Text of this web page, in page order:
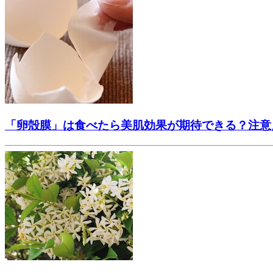
「卵殻膜」は食べたら美肌効果が期待できる？注